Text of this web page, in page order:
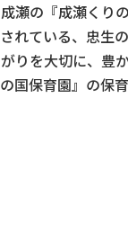
瀬の『成瀬くり
ている、忠生
を大切に、豊
国保育園』の保